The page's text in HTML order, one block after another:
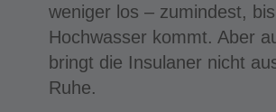
weniger los – zumindest,
Hochwasser kommt. Aber
bringt die Insulaner nicht
Ruhe.